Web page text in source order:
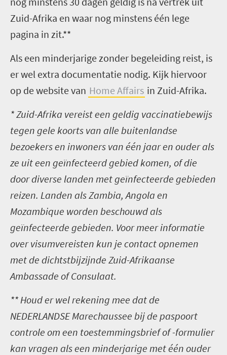
Zuid-Afrika en waar nog minstens één lege
pagina in zit.**
Als een minderjarige zonder begeleiding reist, is
er wel extra documentatie nodig. Kijk hiervoor
op de website van Home Affairs in Zuid-Afrika.
* Zuid-Afrika vereist een geldig vaccinatiebewijs
tegen gele koorts van alle buitenlandse
bezoekers en inwoners van één jaar en ouder als
ze uit een geïnfecteerd gebied komen, of die
door diverse landen met geïnfecteerde gebieden
reizen. Landen als Zambia, Angola en
Mozambique worden beschouwd als
geïnfecteerde gebieden. Voor meer informatie
over visumvereisten kun je contact opnemen
met de dichtstbijzijnde Zuid-Afrikaanse
Ambassade of Consulaat.
** Houd er wel rekening mee dat de
NEDERLANDSE Marechaussee bij de paspoort
controle om een toestemmingsbrief of -formulier
kan vragen als een minderjarige met één ouder